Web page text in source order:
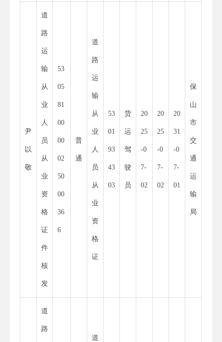
尹
以
敬
道
路
运
输
从
业
人
员
从
业
资
格
证
件
核
发
53
05
81
00
00
02
50
00
36
6
普
通
道
路
运
输
从
业
人
员
从
业
资
格
证
53
01
93
43
03
货
运
驾
驶
员
20
25
-0
7-
02
20
25
-0
7-
02
20
31
-0
7-
01
保
山
市
交
通
运
输
局
道
路
道